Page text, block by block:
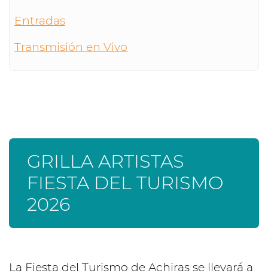
Entradas
Transmisión en Vivo
GRILLA ARTISTAS
FIESTA DEL TURISMO
2026
La Fiesta del Turismo de Achiras se llevará a